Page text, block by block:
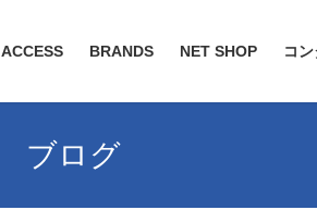
ACCESS BRANDS NET SHOP コ
ブログ